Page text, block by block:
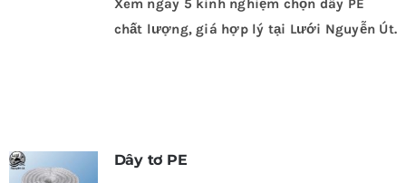
Xem ngay 5 kinh nghiệm chọn dây PE
chất lượng, giá hợp lý tại Lưới Nguyễn Út.
Dây tơ PE